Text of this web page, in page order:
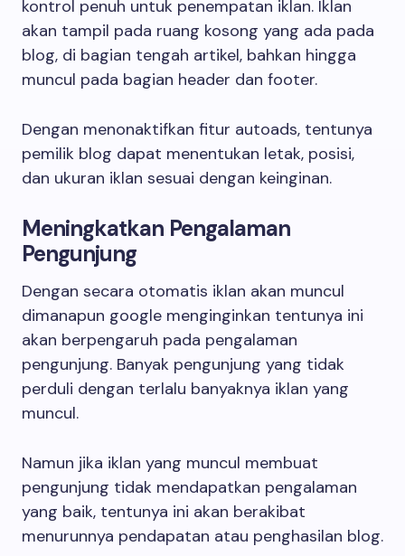
kontrol penuh untuk penempatan iklan. Iklan
akan tampil pada ruang kosong yang ada pada
blog, di bagian tengah artikel, bahkan hingga
muncul pada bagian header dan footer.
Dengan menonaktifkan fitur autoads, tentunya
pemilik blog dapat menentukan letak, posisi,
dan ukuran iklan sesuai dengan keinginan.
Meningkatkan Pengalaman
Pengunjung
Dengan secara otomatis iklan akan muncul
dimanapun google menginginkan tentunya ini
akan berpengaruh pada pengalaman
pengunjung. Banyak pengunjung yang tidak
perduli dengan terlalu banyaknya iklan yang
muncul.
Namun jika iklan yang muncul membuat
pengunjung tidak mendapatkan pengalaman
yang baik, tentunya ini akan berakibat
menurunnya pendapatan atau penghasilan blog.